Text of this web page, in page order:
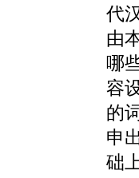
代
由
哪
容
的
申
础